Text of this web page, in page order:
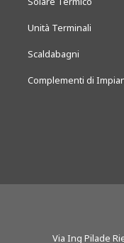
Unità Terminali
Scaldabagni
Complementi di
Via Ing Pilade